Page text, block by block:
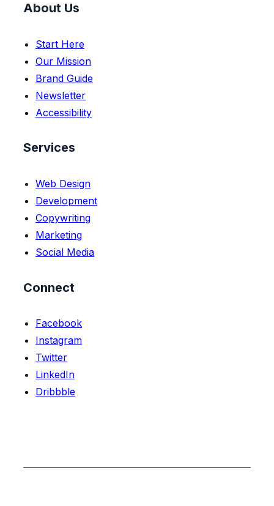
About Us
Start Here
Our Mission
Brand Guide
Newsletter
Accessibility
Services
Web Design
Development
Copywriting
Marketing
Social Media
Connect
Facebook
Instagram
Twitter
LinkedIn
Dribbble